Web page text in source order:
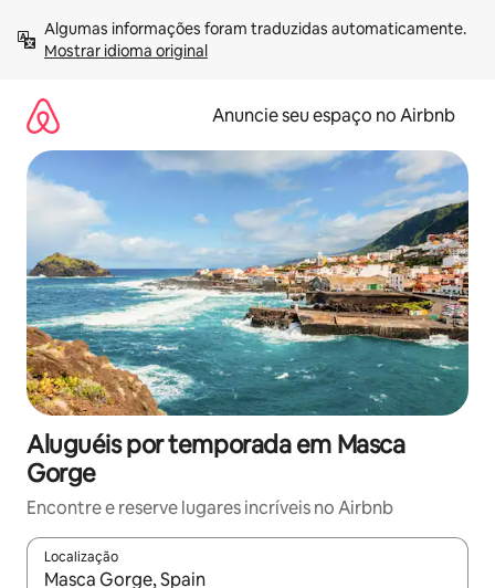
para
Mostrar idioma original
Anuncie seu espaço no Airbnb
Aluguéis por temporada em Masca
Gorge
Encontre e reserve lugares incríveis no Airbnb
Localização
Quando os resultados estiverem disponíveis, explore-os